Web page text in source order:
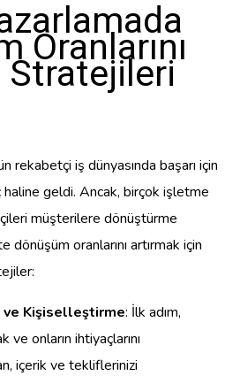
Oranlarını
Stratejileri
rekabetçi iş dünyasında başarı için
geldi. Ancak, birçok işletme
müşterilere dönüştürme
oranlarını artırmak için
Kişiselleştirme: İlk adım,
onların ihtiyaçlarını
içerik ve tekliflerinizi